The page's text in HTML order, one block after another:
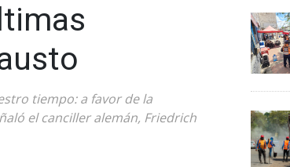
tiempo: a favor de la
el canciller alemán, Friedrich